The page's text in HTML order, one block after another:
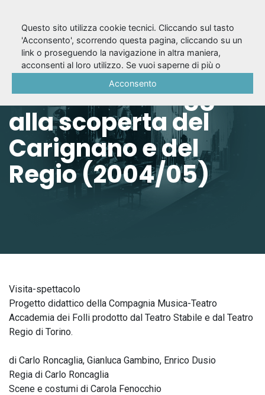
Due variazioni sul
tema. Folle viaggio
alla scoperta del
Carignano e del
Regio (2004/05)
Visita-spettacolo
Progetto didattico della Compagnia Musica-Teatro
Accademia dei Folli prodotto dal Teatro Stabile e dal Teatro
Regio di Torino.
di Carlo Roncaglia, Gianluca Gambino, Enrico Dusio
Regia di Carlo Roncaglia
Scene e costumi di Carola Fenocchio
Questo sito utilizza cookie tecnici. Cliccando sul tasto
'Acconsento', scorrendo questa pagina, cliccando su un
link o proseguendo la navigazione in altra maniera,
acconsenti al loro utilizzo. Se vuoi saperne di più o
Acconsento